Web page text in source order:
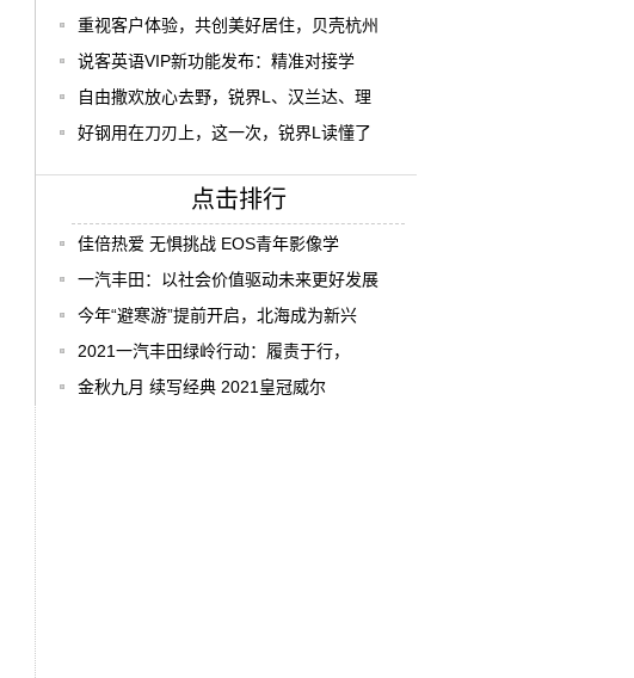
重视客户体验，共创美好居住，贝壳杭州
说客英语VIP新功能发布：精准对接学
自由撒欢放心去野，锐界L、汉兰达、理
好钢用在刀刃上，这一次，锐界L读懂了
点击排行
佳倍热爱 无惧挑战 EOS青年影像学
一汽丰田：以社会价值驱动未来更好发展
今年“避寒游”提前开启，北海成为新兴
2021一汽丰田绿岭行动：履责于行，
金秋九月 续写经典 2021皇冠威尔